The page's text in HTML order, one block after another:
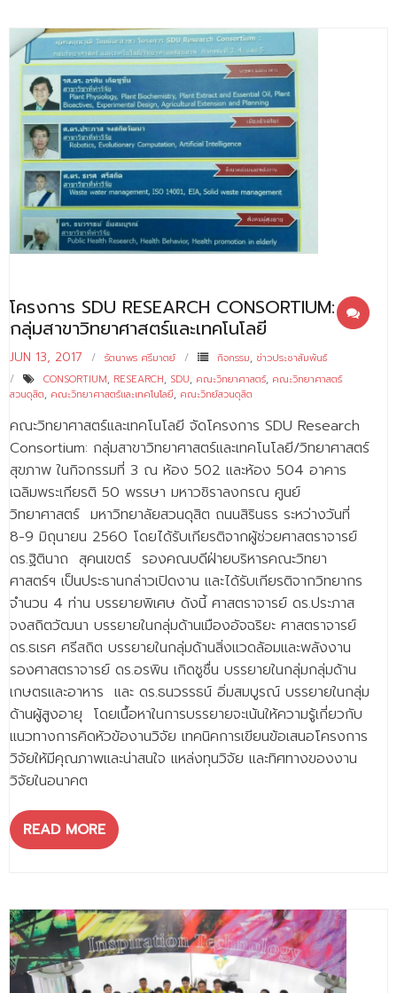
โครงการ SDU RESEARCH CONSORTIUM:
กลุ่มสาขาวิทยาศาสตร์และเทคโนโลยี
JUN 13, 2017 รัตนาพร ศรีมาตย์ กิจกรรม, ข่าวประชาสัมพันธ์
CONSORTIUM, RESEARCH, SDU, คณะวิทยาศาสตร์, คณะวิทยาศาสตร์
สวนดุสิต, คณะวิทยาศาสตร์และเทคโนโลยี, คณะวิทย์สวนดุสิต
คณะวิทยาศาสตร์และเทคโนโลยี จัดโครงการ SDU Research
Consortium: กลุ่มสาขาวิทยาศาสตร์และเทคโนโลยี/วิทยาศาสตร์
สุขภาพ ในกิจกรรมที่ 3 ณ ห้อง 502 และห้อง 504 อาคาร
เฉลิมพระเกียรติ 50 พรรษา มหาวชิราลงกรณ ศูนย์
วิทยาศาสตร์ มหาวิทยาลัยสวนดุสิต ถนนสิรินธร ระหว่างวันที่
8-9 มิถุนายน 2560 โดยได้รับเกียรติจากผู้ช่วยศาสตราจารย์
ดร.ฐิตินาถ สุคนเขตร์ รองคณบดีฝ่ายบริหารคณะวิทยา
ศาสตร์ฯ เป็นประธานกล่าวเปิดงาน และได้รับเกียรติจากวิทยากร
จำนวน 4 ท่าน บรรยายพิเศษ ดังนี้ ศาสตราจารย์ ดร.ประภาส
จงสถิตวัฒนา บรรยายในกลุ่มด้านเมืองอัจฉริยะ ศาสตราจารย์
ดร.ธเรศ ศรีสถิต บรรยายในกลุ่มด้านสิ่งแวดล้อมและพลังงาน
รองศาสตราจารย์ ดร.อรพิน เกิดชูชื่น บรรยายในกลุ่มกลุ่มด้าน
เกษตรและอาหาร และ ดร.ธนวรรธน์ อิ่มสมบูรณ์ บรรยายในกลุ่ม
ด้านผู้สูงอายุ โดยเนื้อหาในการบรรยายจะเน้นให้ความรู้เกี่ยวกับ
แนวทางการคิดหัวข้องานวิจัย เทคนิคการเขียนข้อเสนอโครงการ
วิจัยให้มีคุณภาพและน่าสนใจ แหล่งทุนวิจัย และทิศทางของงาน
วิจัยในอนาคต
READ MORE